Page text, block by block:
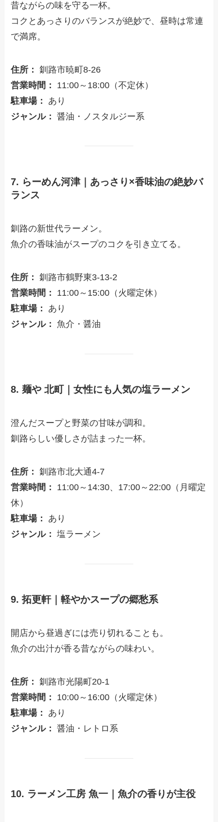
昔ながらの味を守る一杯。
コクとあっさりのバランスが絶妙で、昼時は常連
で満席。
住所： 釧路市暁町8-26
営業時間：
11:00～18:00（不定休）
駐車場：
あり
ジャンル： 醤油・ノスタルジー系
7. らーめん河津｜あっさり×香味油の絶妙バ
ランス
釧路の新世代ラーメン。
魚介の香味油がスープのコクを引き立てる。
住所： 釧路市鶴野東3-13-2
営業時間：
11:00～15:00（火曜定休）
駐車場：
あり
ジャンル： 魚介・醤油
8. 麺や 北町｜女性にも人気の塩ラーメン
澄んだスープと野菜の甘味が調和。
釧路らしい優しさが詰まった一杯。
住所： 釧路市北大通4-7
営業時間：
11:00～14:30、17:00～22:00（月曜定
休）
駐車場：
あり
ジャンル： 塩ラーメン
9. 拓更軒｜軽やかスープの郷愁系
開店から昼過ぎには売り切れることも。
魚介の出汁が香る昔ながらの味わい。
住所： 釧路市光陽町20-1
営業時間：
10:00～16:00（火曜定休）
駐車場：
あり
ジャンル： 醤油・レトロ系
10. ラーメン工房 魚一｜魚介の香りが主役